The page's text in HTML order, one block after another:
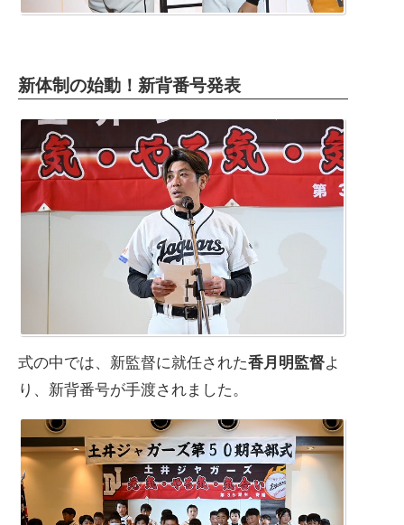
新体制の始動！新背番号発表
式の中では、新監督に就任された香月明監督よ
り、新背番号が手渡されました。